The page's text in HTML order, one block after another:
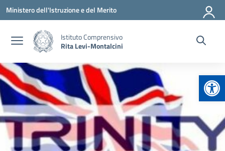
Vai ai contenuti
Vai al menu di navigazione
Vai al footer
Ministero dell'Istruzione e del Merito
Istituto Comprensivo
Rita Levi-Montalcini